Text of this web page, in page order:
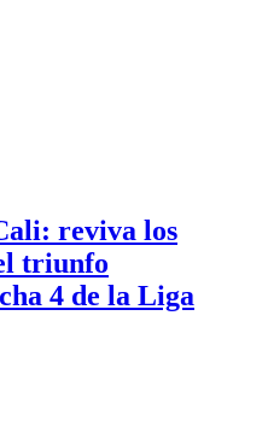
reviva los
triunfo
4 de la Liga